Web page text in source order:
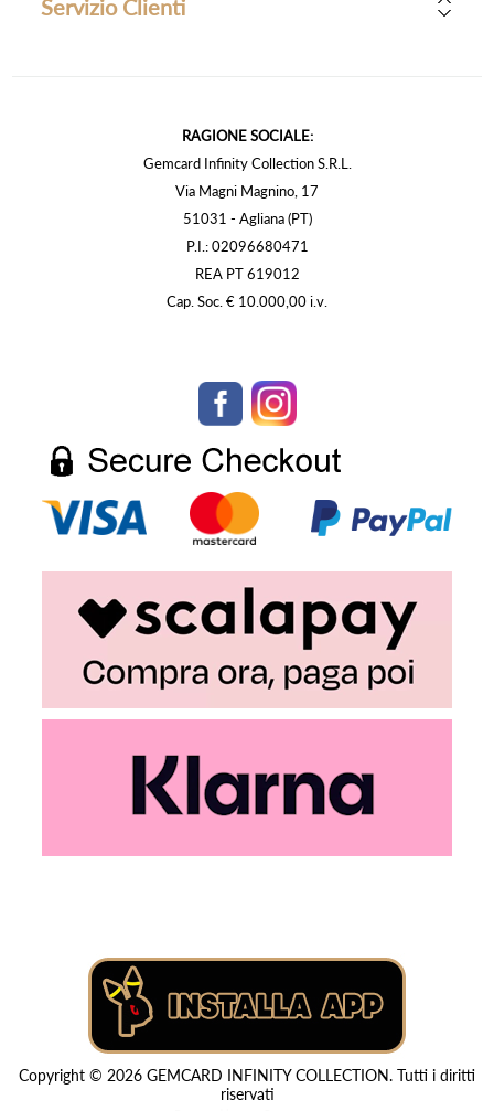
Servizio Clienti
RAGIONE SOCIALE:
Gemcard Infinity Collection S.R.L.
Via Magni Magnino, 17
51031 - Agliana (PT)
P.I.: 02096680471
REA PT 619012
Cap. Soc. € 10.000,00 i.v.
Copyright © 2026 GEMCARD INFINITY COLLECTION. Tutti i diritti
riservati